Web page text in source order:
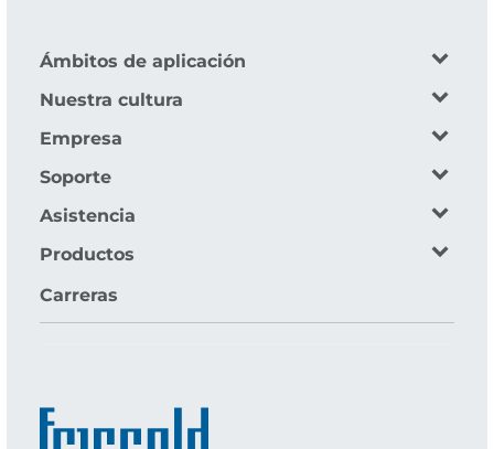
Ámbitos de aplicación
Nuestra cultura
Empresa
Soporte
Asistencia
Productos
Carreras